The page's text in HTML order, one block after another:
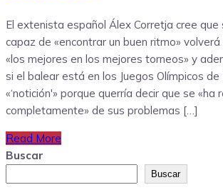
El extenista español Álex Corretja cree que
capaz de «encontrar un buen ritmo»
«los mejores en los mejores torneos» y
si el balear está en los Juegos Olímpicos de
«‘notición'» porque querría decir que se «ha
completamente» de sus problemas […]
Read More
Buscar
Buscar